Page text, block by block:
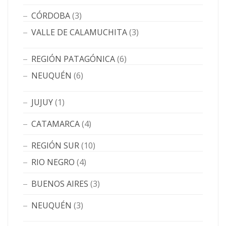
CÓRDOBA(3)
VALLE DE CALAMUCHITA(3)
REGIÓN PATAGÓNICA(6)
NEUQUÉN (6)
JUJUY(1)
CATAMARCA(4)
REGIÓN SUR(10)
RIO NEGRO (4)
BUENOS AIRES (3)
NEUQUÉN (3)